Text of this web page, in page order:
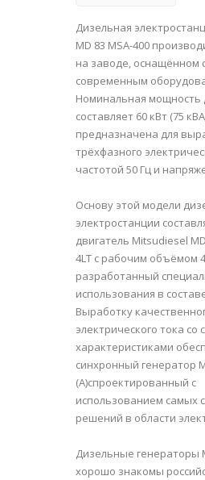
Дизельная
MD 83 MSA-400
на заводе, оснащённом
современным
Номинальная мощность
составляет 60 кВт (75
предназначена для
трёхфазного
частотой 50 Гц и
Основу этой модели
электростанции
двигатель Mitsudiesel
4LT с рабочим объёмом
разработанный
использования в
Выработку
электрического тока со
характеристиками
синхронный генератор
(A)спроектированный с
использованием самых
решений в области
Дизельные генераторы
хорошо знакомы